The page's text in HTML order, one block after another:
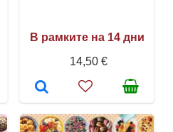
В рамките на 14 дни
14,50 €